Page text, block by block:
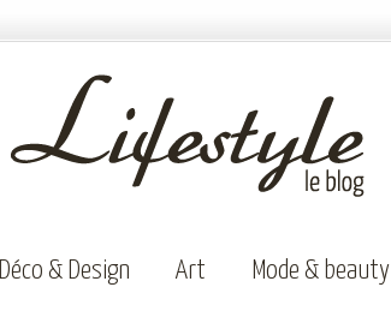
Déco & Design Art Mode & beauty